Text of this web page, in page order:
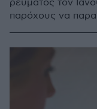
ρεύματος τον
παρόχους να